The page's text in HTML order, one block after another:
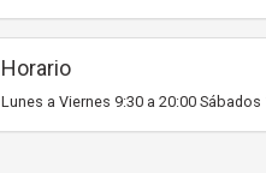
Horario
Lunes a Viernes 9:30 a 20:00 Sábados